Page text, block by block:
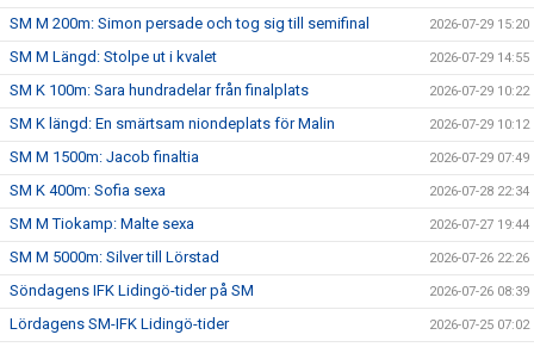
SM M 200m: Simon persade och tog sig till semifinal 2026-07-29 15:20
SM M Längd: Stolpe ut i kvalet 2026-07-29 14:55
SM K 100m: Sara hundradelar från finalplats 2026-07-29 10:22
SM K längd: En smärtsam niondeplats för Malin 2026-07-29 10:12
SM M 1500m: Jacob finaltia 2026-07-29 07:49
SM K 400m: Sofia sexa 2026-07-28 22:34
SM M Tiokamp: Malte sexa 2026-07-27 19:44
SM M 5000m: Silver till Lörstad 2026-07-26 22:26
Söndagens IFK Lidingö-tider på SM 2026-07-26 08:39
Lördagens SM-IFK Lidingö-tider 2026-07-25 07:02